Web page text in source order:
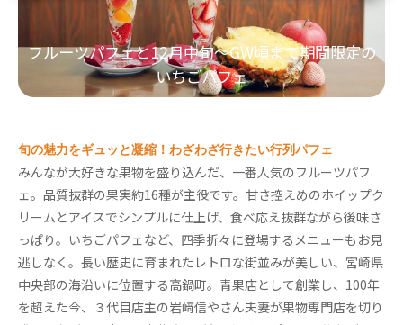
フルーツパフェと12月中旬～GW頃まで期間限定の
いちごパフェ
旬の魅力をギュッと凝縮！わざわざ行きたい行列パフェ
みんなが大好きな果物を盛り込んだ、一番人気のフルーツパフ
ェ。品質抜群の果実約16種が主役です。甘さ控えめのホイップク
リームとアイスでシンプルに仕上げ、食べ応え抜群ながら後味さ
っぱり。いちごパフェなど、四季折々に登場するメニューもお見
逃しなく。長い歴史に育まれたレトロな街並みが美しい、宮崎県
中央部の海沿いに位置する高鍋町。青果店として創業し、100年
を超えた今、３代目店主の岩﨑信やさん夫妻が果物専門店を切り